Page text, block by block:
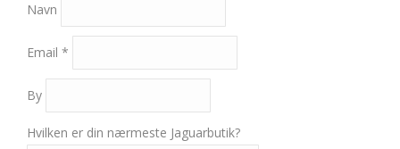
Navn
Email *
By
Hvilken er din nærmeste Jaguarbutik?